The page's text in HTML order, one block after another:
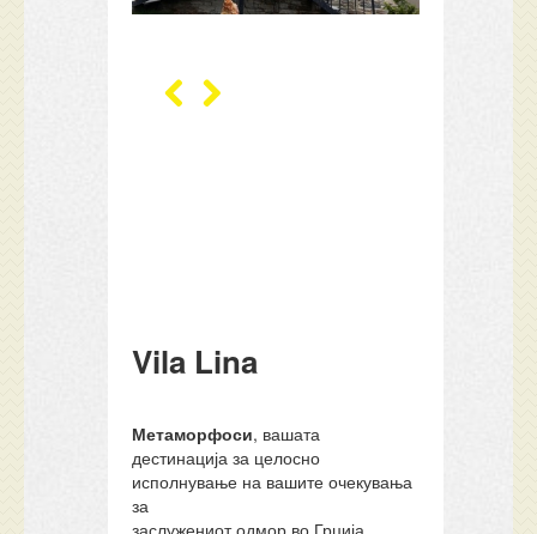
Vila Lina
Метаморфоси, вашата
дестинација за целосно
исполнување на вашите очекувања
за
заслужениот одмор во Грција.